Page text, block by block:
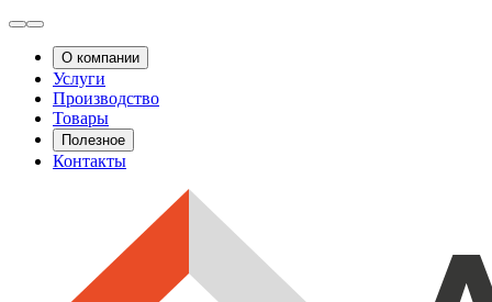
О компании
Услуги
Производство
Товары
Полезное
Контакты